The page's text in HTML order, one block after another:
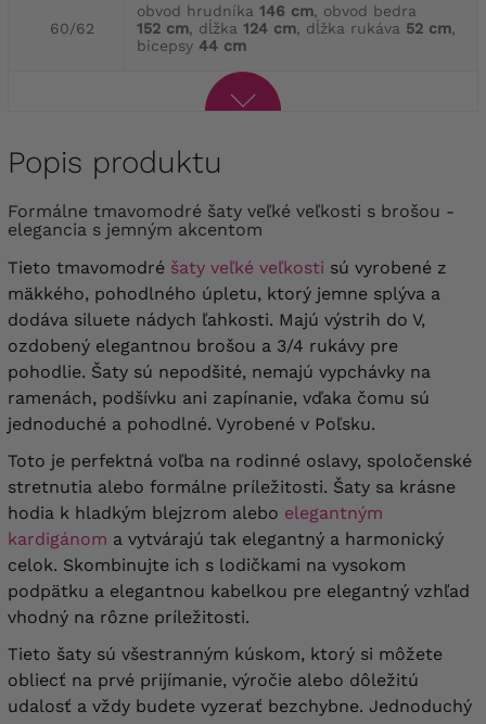
60/62
obvod hrudníka 146 cm, obvod bedra
152 cm, dĺžka 124 cm, dĺžka rukáva 52 cm,
bicepsy 44 cm
Popis produktu
Formálne tmavomodré šaty veľké veľkosti s brošou -
elegancia s jemným akcentom
Tieto tmavomodré šaty veľké veľkosti sú vyrobené z
mäkkého, pohodlného úpletu, ktorý jemne splýva a
dodáva siluete nádych ľahkosti. Majú výstrih do V,
ozdobený elegantnou brošou a 3/4 rukávy pre
pohodlie. Šaty sú nepodšité, nemajú vypchávky na
ramenách, podšívku ani zapínanie, vďaka čomu sú
jednoduché a pohodlné. Vyrobené v Poľsku.
Toto je perfektná voľba na rodinné oslavy, spoločenské
stretnutia alebo formálne príležitosti. Šaty sa krásne
hodia k hladkým blejzrom alebo elegantným
kardigánom a vytvárajú tak elegantný a harmonický
celok. Skombinujte ich s lodičkami na vysokom
podpätku a elegantnou kabelkou pre elegantný vzhľad
vhodný na rôzne príležitosti.
Tieto šaty sú všestranným kúskom, ktorý si môžete
obliecť na prvé prijímanie, výročie alebo dôležitú
udalosť a vždy budete vyzerať bezchybne. Jednoduchý